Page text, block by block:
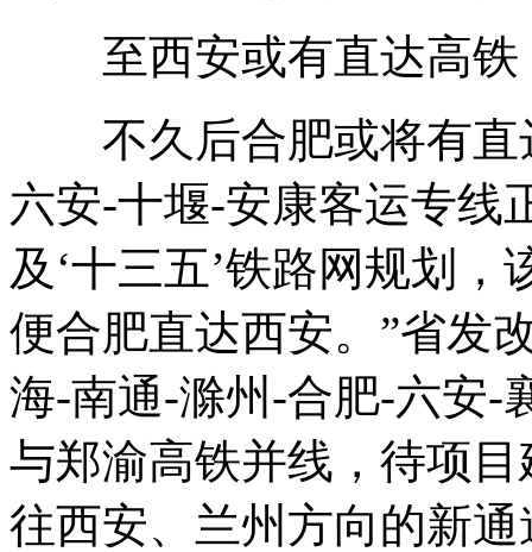
至西安或有直达高铁
不久后合肥或将有直
六安-十堰-安康客运专线
及‘十三五’铁路网规划
便合肥直达西安。”省发
海-南通-滁州-合肥-六安-
与郑渝高铁并线，待项
往西安、兰州方向的新通